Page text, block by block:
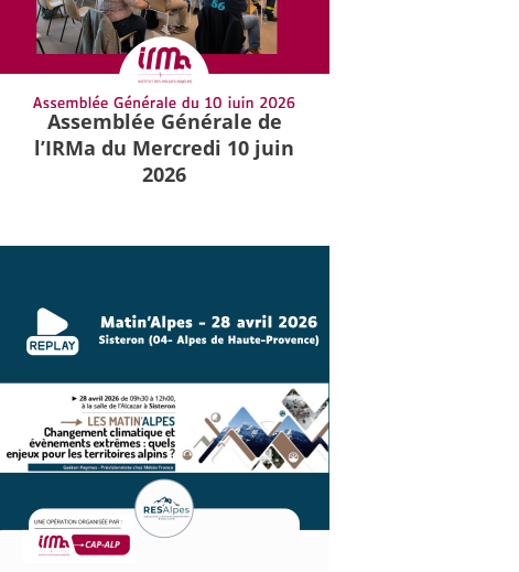
Assemblée Générale de
l’IRMa du Mercredi 10 juin
2026